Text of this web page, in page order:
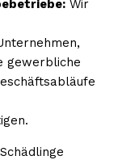
Wir
gewerbliche
Schädlinge